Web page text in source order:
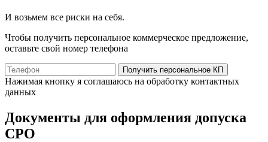
И возьмем все риски на себя.
Чтобы получить персональное коммерческое предложение,
оставьте свой номер телефона
Получить персональное КП
Нажимая кнопку я соглашаюсь на обработку контактных
данных
Документы для оформления допуска
СРО